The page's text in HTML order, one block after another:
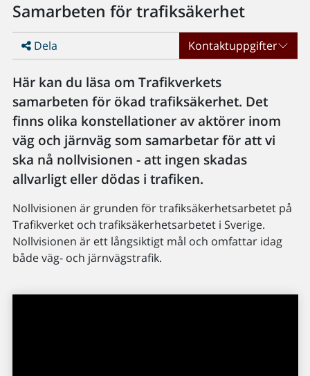
Samarbeten för trafiksäkerhet
Dela Kontaktuppgifter
Här kan du läsa om Trafikverkets
samarbeten för ökad trafiksäkerhet. Det
finns olika konstellationer av aktörer inom
väg och järnväg som samarbetar för att vi
ska nå nollvisionen - att ingen skadas
allvarligt eller dödas i trafiken.
Nollvisionen är grunden för trafiksäkerhetsarbetet på
Trafikverket och trafiksäkerhetsarbetet i Sverige.
Nollvisionen är ett långsiktigt mål och omfattar idag
både väg- och järnvägstrafik.